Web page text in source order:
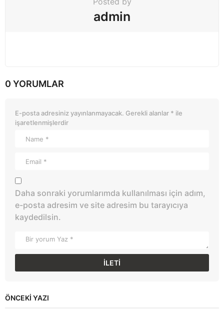
admin
0 YORUMLAR
E-posta adresiniz yayınlanmayacak. Gerekli alanlar * ile
işaretlenmişlerdir
Daha sonraki yorumlarımda kullanılması için adım,
e-posta adresim ve site adresim bu tarayıcıya
kaydedilsin.
ÖNCEKI YAZI